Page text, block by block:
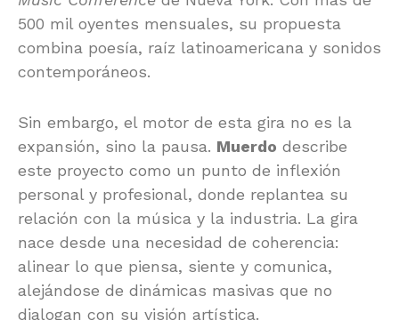
500 mil oyentes mensuales, su propuesta
combina poesía, raíz latinoamericana y sonidos
contemporáneos.
Sin embargo, el motor de esta gira no es la
expansión, sino la pausa. Muerdo describe
este proyecto como un punto de inflexión
personal y profesional, donde replantea su
relación con la música y la industria. La gira
nace desde una necesidad de coherencia:
alinear lo que piensa, siente y comunica,
alejándose de dinámicas masivas que no
dialogan con su visión artística.